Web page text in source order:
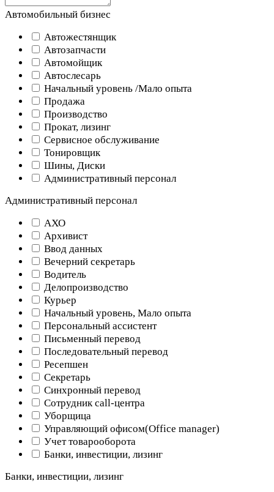
Автомобильный бизнес
Автожестянщик
Автозапчасти
Автомойщик
Автослесарь
Начальный уровень /Мало опыта
Продажа
Производство
Прокат, лизинг
Сервисное обслуживание
Тонировщик
Шины, Диски
Административный персонал
Административный персонал
АХО
Архивист
Ввод данных
Вечерний секретарь
Водитель
Делопроизводство
Курьер
Начальный уровень, Мало опыта
Персональный ассистент
Письменный перевод
Последовательный перевод
Ресепшен
Секретарь
Синхронный перевод
Сотрудник call-центра
Уборщица
Управляющий офисом(Оffice manager)
Учет товарооборота
Банки, инвестиции, лизинг
Банки, инвестиции, лизинг